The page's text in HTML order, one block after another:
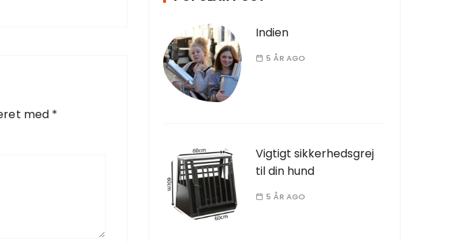
med *
Indien
5 ÅR AGO
Vigtigt sikkerhedsgrej
til din hund
5 ÅR AGO